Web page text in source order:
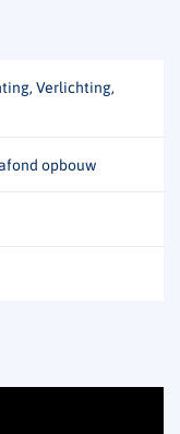
Verlichting,
opbouw